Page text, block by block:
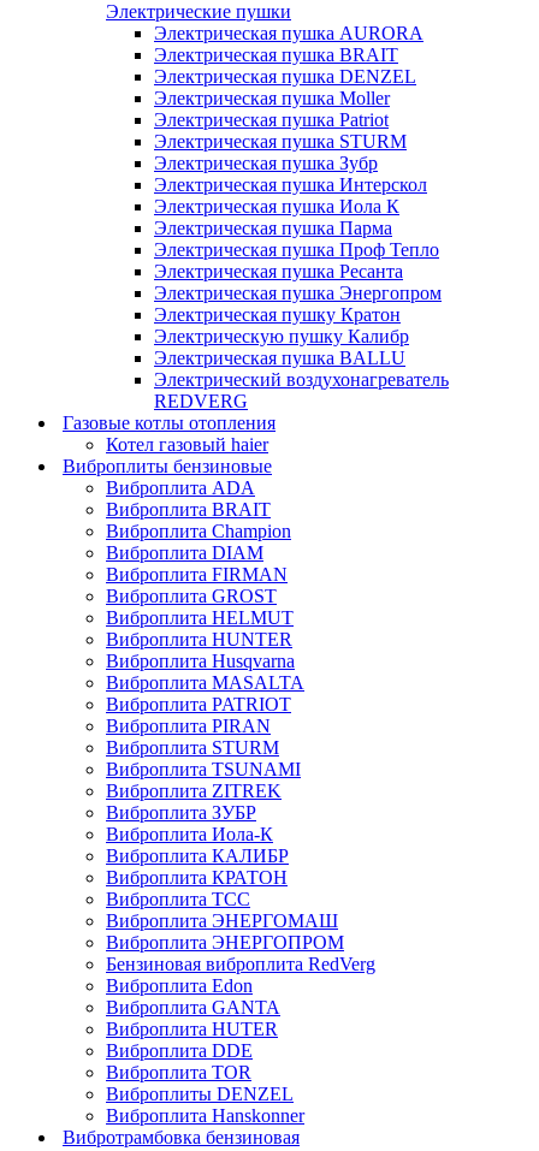
Электрические пушки
Электрическая пушка AURORA
Электрическая пушка BRAIT
Электрическая пушка DENZEL
Электрическая пушка Moller
Электрическая пушка Patriot
Электрическая пушка STURM
Электрическая пушка Зубр
Электрическая пушка Интерскол
Электрическая пушка Иола К
Электрическая пушка Парма
Электрическая пушка Проф Тепло
Электрическая пушка Ресанта
Электрическая пушка Энергопром
Электрическая пушку Кратон
Электрическую пушку Калибр
Электрическая пушка BALLU
Электрический воздухонагреватель
REDVERG
Газовые котлы отопления
Котел газовый haier
Виброплиты бензиновые
Виброплита ADA
Виброплита BRAIT
Виброплита Champion
Виброплита DIAM
Виброплита FIRMAN
Виброплита GROST
Виброплита HELMUT
Виброплита HUNTER
Виброплита Husqvarna
Виброплита MASALTA
Виброплита PATRIOT
Виброплита PIRAN
Виброплита STURM
Виброплита TSUNAMI
Виброплита ZITREK
Виброплита ЗУБР
Виброплита Иола-К
Виброплита КАЛИБР
Виброплита КРАТОН
Виброплита ТСС
Виброплита ЭНЕРГОМАШ
Виброплита ЭНЕРГОПРОМ
Бензиновая виброплита RedVerg
Виброплита Edon
Виброплита GANTA
Виброплита HUTER
Виброплита DDE
Виброплита TOR
Виброплиты DENZEL
Виброплита Hanskonner
Вибротрамбовка бензиновая